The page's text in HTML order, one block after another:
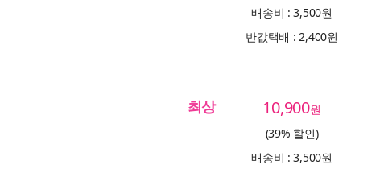
배송비 : 3,500원
반값택배 : 2,400원
최상 10,900원
(39% 할인)
배송비 : 3,500원